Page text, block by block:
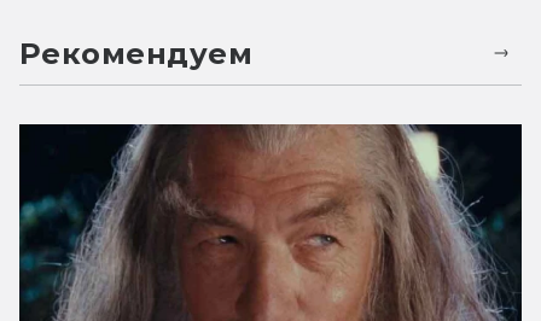
Рекомендуем